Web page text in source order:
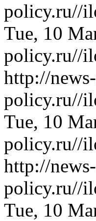
policy.ru//
Tue, 10
policy.ru//
http://
policy.ru//
Tue, 10
policy.ru//
http://
policy.ru//
Tue, 10